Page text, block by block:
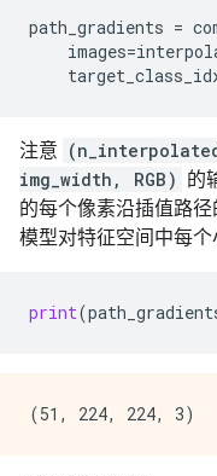
path_gradients =
images=
注意
img_width, RGB) 的
的每个像素沿插值路
模型对特征空间中每个
print(